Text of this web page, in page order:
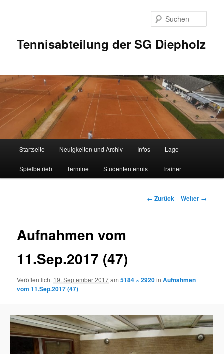
Tennisabteilung der SG Diepholz
Startseite Neuigkeiten und Archiv Infos Lage
Spielbetrieb Termine Studententennis Trainer
Bilder-
← Zurück Weiter →
Aufnahmen vom
11.Sep.2017 (47)
Veröffentlicht 19. September 2017am5184 × 2920inAufnahmen
vom 11.Sep.2017 (47)